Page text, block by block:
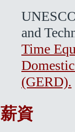
and
Time
(GERD).
薪資